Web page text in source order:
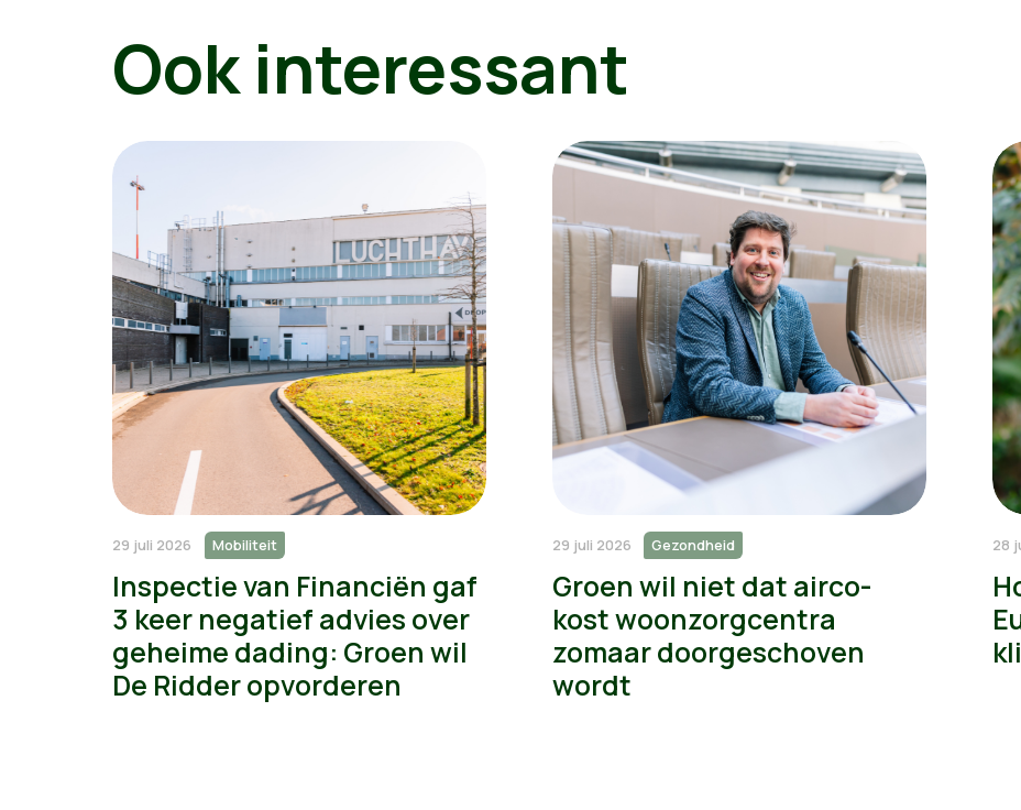
Ook interessant
29 juli 2026 Mobiliteit
Inspectie van Financiën gaf
3 keer negatief advies over
geheime dading: Groen wil
De Ridder opvorderen
29 juli 2026 Gezondheid
Groen wil niet dat airco-
kost woonzorgcentra
zomaar doorgeschoven
wordt
28